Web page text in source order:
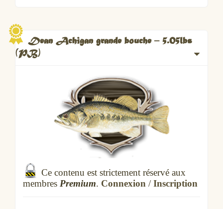
Dean Achigan grande bouche – 5.05lbs
(PB)
Ce contenu est strictement réservé aux
membres Premium. Connexion /Inscription